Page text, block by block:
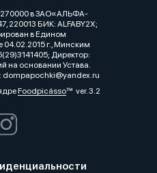
в ЗАО«АЛЬФА-
220013 БИК: ALFABY2X;
в Едином
04.02.2015 г., Минским
Директор:
на основании Устава.
dompapochki@yandex.ru
Foodpicássover. 3.2